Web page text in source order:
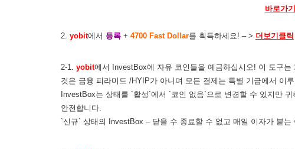
바로가기
2. yobit에서 등록+ 4700 Fast Dollar를 획득하세요! – > 더보기클릭
2-1. yobit에서 InvestBox에 자유 코인들을 예금하십시오! 이 도구
것은 금융 피라미드 /HYIP가 아니며 모든 결제는 특별 기금에서 이
InvestBox는 상태를 `활성`에서 `코인 없음`으로 변경할 수 있지만
안전합니다.
`신규` 상태의 InvestBox – 닫을 수 종료할 수 없고 매일 이자가 붙